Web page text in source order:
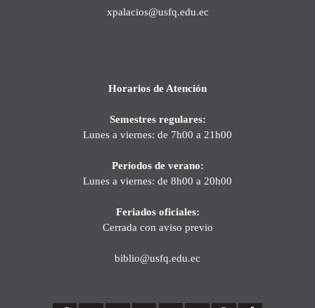
xpalacios@usfq.edu.ec
Horarios de Atención
Semestres regulares:
Lunes a viernes: de 7h00 a 21h00
Períodos de verano:
Lunes a viernes: de 8h00 a 20h00
Feriados oficiales:
Cerrada con aviso previo
biblio@usfq.edu.ec